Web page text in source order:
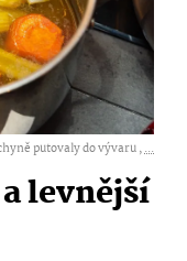
putovaly do vývaru ,...
levnější